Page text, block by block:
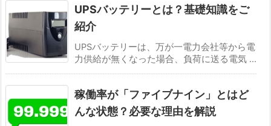
UPSバッテリーとは？基礎知識をご
紹介
UPSバッテリーは、万が一電力会社等から電
力供給が無くなった場合、負荷に送る電気 ...
稼働率が「ファイブナイン」とはど
んな状態？必要な理由を解説